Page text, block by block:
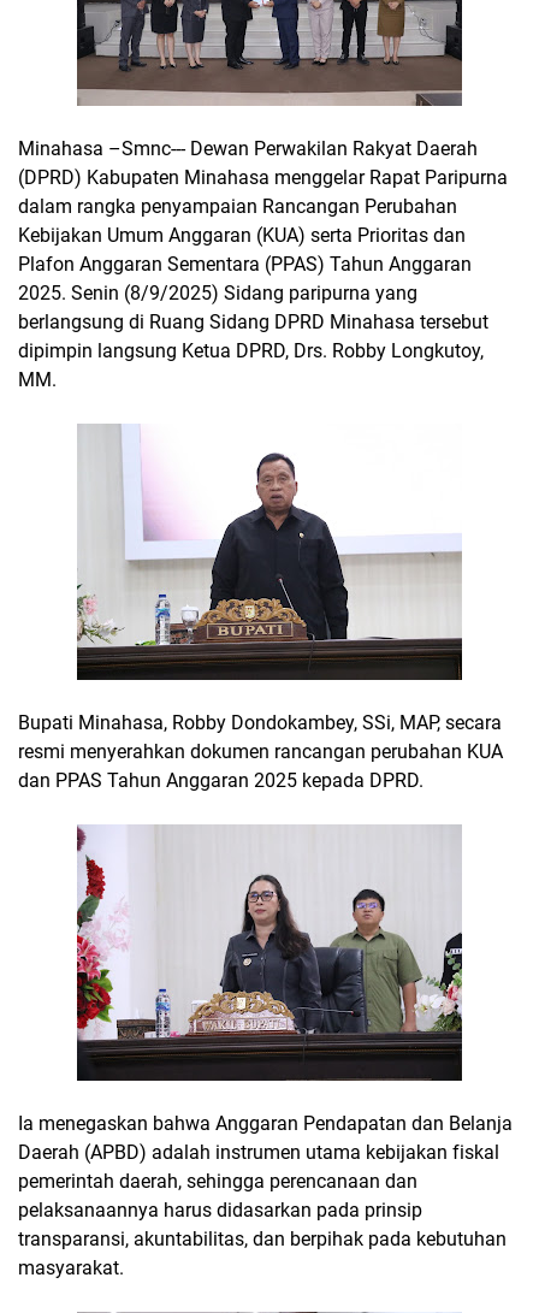
Minahasa –Smnc--- Dewan Perwakilan Rakyat Daerah
(DPRD) Kabupaten Minahasa menggelar Rapat Paripurna
dalam rangka penyampaian Rancangan Perubahan
Kebijakan Umum Anggaran (KUA) serta Prioritas dan
Plafon Anggaran Sementara (PPAS) Tahun Anggaran
2025. Senin (8/9/2025) Sidang paripurna yang
berlangsung di Ruang Sidang DPRD Minahasa tersebut
dipimpin langsung Ketua DPRD, Drs. Robby Longkutoy,
MM.
Bupati Minahasa, Robby Dondokambey, SSi, MAP, secara
resmi menyerahkan dokumen rancangan perubahan KUA
dan PPAS Tahun Anggaran 2025 kepada DPRD.
Ia menegaskan bahwa Anggaran Pendapatan dan Belanja
Daerah (APBD) adalah instrumen utama kebijakan fiskal
pemerintah daerah, sehingga perencanaan dan
pelaksanaannya harus didasarkan pada prinsip
transparansi, akuntabilitas, dan berpihak pada kebutuhan
masyarakat.